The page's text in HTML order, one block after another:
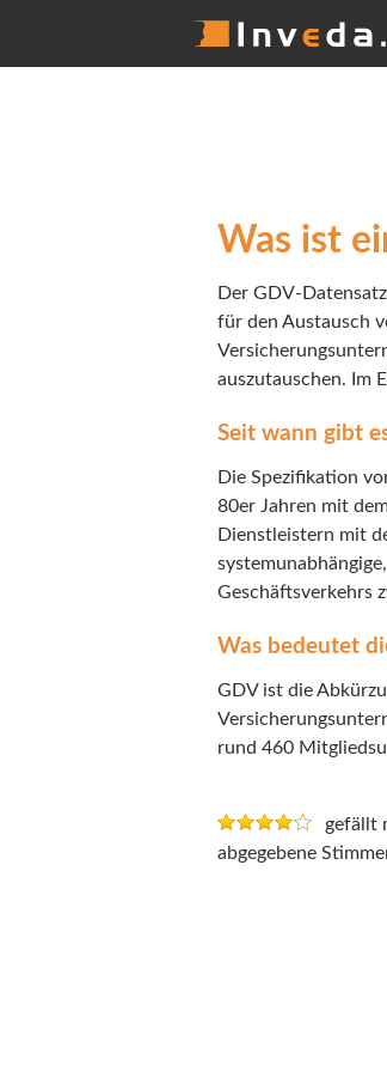
Was ist
Der GDV-
für den Austausch
auszutauschen. Im
Seit wann gibt
Die Spezifikation
80er Jahren mit
Dienstleistern mit
Geschäftsverkehrs
Was bedeutet
GDV ist die
rund 460
gefällt